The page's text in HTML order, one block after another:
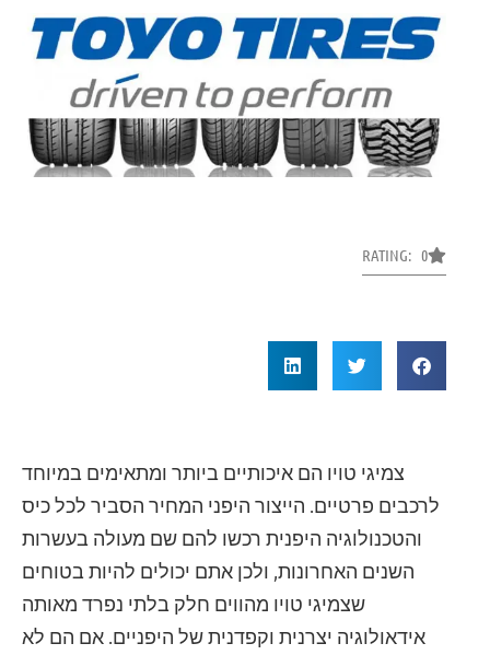
RATING: 0
צמיגי טויו הם איכותיים ביותר ומתאימים במיוחד
לרכבים פרטיים. הייצור היפני המחיר הסביר לכל כיס
והטכנולוגיה היפנית רכשו להם שם מעולה בעשרות
השנים האחרונות, ולכן אתם יכולים להיות בטוחים
שצמיגי טויו מהווים חלק בלתי נפרד מאותה
אידאולוגיה יצרנית וקפדנית של היפניים. אם הם לא